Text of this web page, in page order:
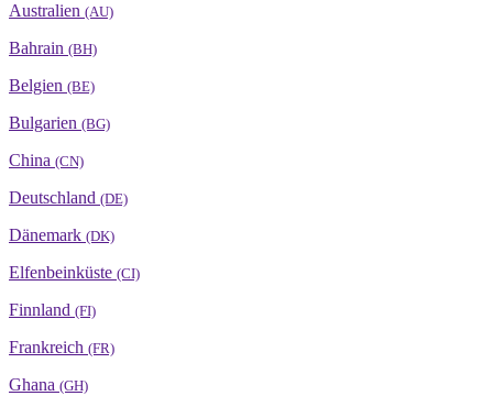
Australien (AU)
Bahrain (BH)
Belgien (BE)
Bulgarien (BG)
China (CN)
Deutschland (DE)
Dänemark (DK)
Elfenbeinküste (CI)
Finnland (FI)
Frankreich (FR)
Ghana (GH)